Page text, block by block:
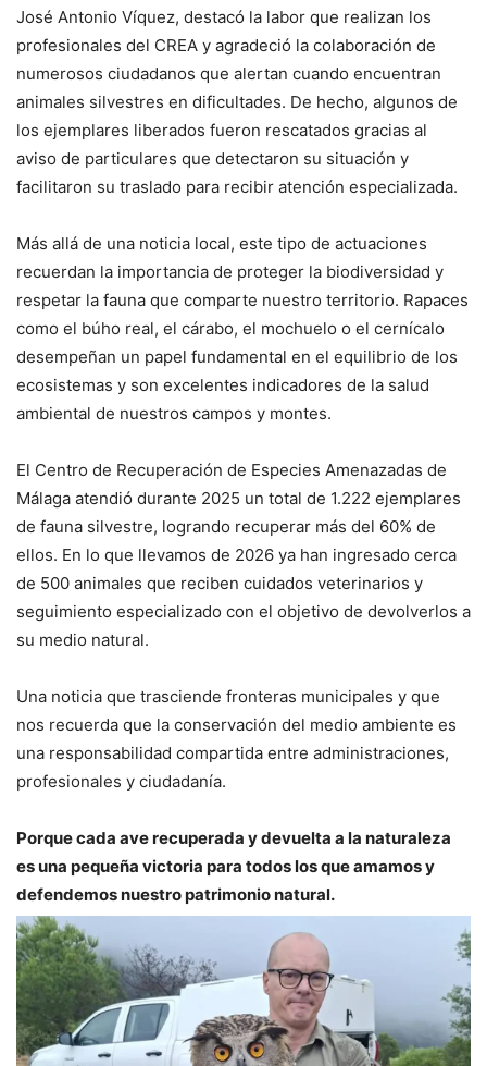
José Antonio Víquez, destacó la labor que realizan los
profesionales del CREA y agradeció la colaboración de
numerosos ciudadanos que alertan cuando encuentran
animales silvestres en dificultades. De hecho, algunos de
los ejemplares liberados fueron rescatados gracias al
aviso de particulares que detectaron su situación y
facilitaron su traslado para recibir atención especializada.
Más allá de una noticia local, este tipo de actuaciones
recuerdan la importancia de proteger la biodiversidad y
respetar la fauna que comparte nuestro territorio. Rapaces
como el búho real, el cárabo, el mochuelo o el cernícalo
desempeñan un papel fundamental en el equilibrio de los
ecosistemas y son excelentes indicadores de la salud
ambiental de nuestros campos y montes.
El Centro de Recuperación de Especies Amenazadas de
Málaga atendió durante 2025 un total de 1.222 ejemplares
de fauna silvestre, logrando recuperar más del 60% de
ellos. En lo que llevamos de 2026 ya han ingresado cerca
de 500 animales que reciben cuidados veterinarios y
seguimiento especializado con el objetivo de devolverlos a
su medio natural.
Una noticia que trasciende fronteras municipales y que
nos recuerda que la conservación del medio ambiente es
una responsabilidad compartida entre administraciones,
profesionales y ciudadanía.
Porque cada ave recuperada y devuelta a la naturaleza
es una pequeña victoria para todos los que amamos y
defendemos nuestro patrimonio natural.